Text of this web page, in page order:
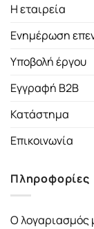
Η εταιρεία
Ενημέρωση
Υποβολή έργου
Εγγραφή B2B
Κατάστημα
Επικοινωνία
Πληροφορίες
Ο λογαριασμός